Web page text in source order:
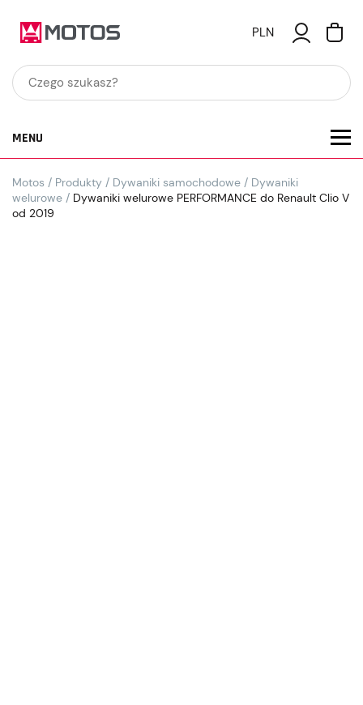
PLN
MENU
Motos / Produkty / Dywaniki samochodowe / Dywaniki
welurowe / Dywaniki welurowe PERFORMANCE do Renault Clio V
od 2019